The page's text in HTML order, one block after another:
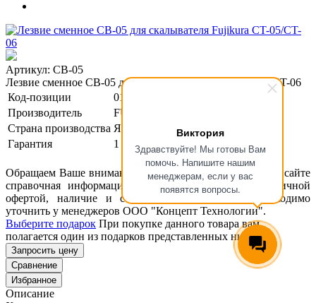
Виктория
Здравствуйте! Мы готовы Вам
помочь. Напишите нашим
менеджерам, если у вас
появятся вопросы.
Артикул: CB-05
Лезвие сменное CB-05 для скалывателя Fujikura CT-05/CT-06
Код-позиции
01-00000122
Производитель
FUJIKURA
Страна производства Япония
Гарантия
1 год
Обращаем Ваше внимание, что размещенная на данном сайте
справочная информация о товарах не является публичной
офертой, наличие и стоимость оборудования необходимо
уточнить у менеджеров ООО "Концепт Технологии".
Выберите подарок При покупке данного товара вам
полагается один из подарков представленных ниже
Запросить цену
Сравнение
Избранное
Описание